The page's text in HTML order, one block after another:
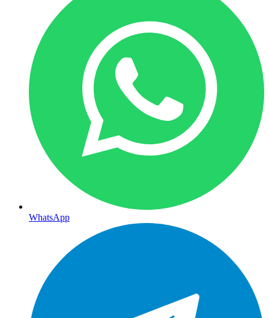
WhatsApp